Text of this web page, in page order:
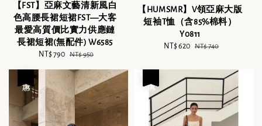
【FST】亞麻文藝清新風白
色高腰長裙短裙FST—大客
最愛高質價比實力供應鏈
長裙短裙(無配件) W6585
Sale
NT$ 790 Regular
NT$ 950
【HUMSMR】V領亞麻大版
短袖T恤（含85%棉料）
Y0811
Sale
NT$ 620 Regular
NT$ 740